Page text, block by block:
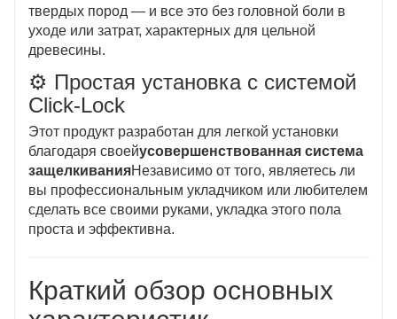
твердых пород — и все это без головной боли в
уходе или затрат, характерных для цельной
древесины.
⚙️ Простая установка с системой
Click-Lock
Этот продукт разработан для легкой установки
благодаря своейусовершенствованная система
защелкиванияНезависимо от того, являетесь ли
вы профессиональным укладчиком или любителем
сделать все своими руками, укладка этого пола
проста и эффективна.
Краткий обзор основных